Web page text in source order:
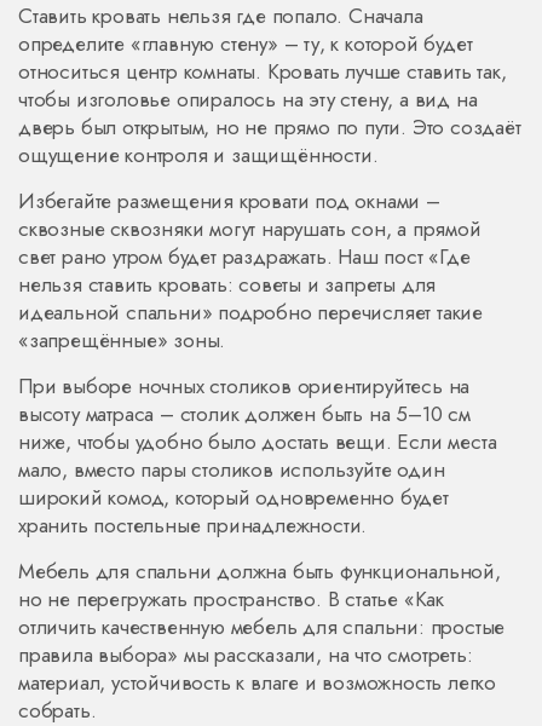
Ставить кровать нельзя где попало. Сначала
определите «главную стену» – ту, к которой будет
относиться центр комнаты. Кровать лучше ставить так,
чтобы изголовье опиралось на эту стену, а вид на
дверь был открытым, но не прямо по пути. Это создаёт
ощущение контроля и защищённости.
Избегайте размещения кровати под окнами –
сквозные сквозняки могут нарушать сон, а прямой
свет рано утром будет раздражать. Наш пост «Где
нельзя ставить кровать: советы и запреты для
идеальной спальни» подробно перечисляет такие
«запрещённые» зоны.
При выборе ночных столиков ориентируйтесь на
высоту матраса – столик должен быть на 5–10 см
ниже, чтобы удобно было достать вещи. Если места
мало, вместо пары столиков используйте один
широкий комод, который одновременно будет
хранить постельные принадлежности.
Мебель для спальни должна быть функциональной,
но не перегружать пространство. В статье «Как
отличить качественную мебель для спальни: простые
правила выбора» мы рассказали, на что смотреть:
материал, устойчивость к влаге и возможность легко
собрать.